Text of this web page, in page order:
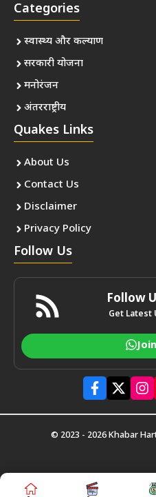
Categories
स्वास्थ्य और कल्याण
सरकारी योजना
मनोरंजन
अंतरराष्ट्रीय
Quakes Links
About Us
Contact Us
Disclaimer
Privacy Policy
Follow Us
Follow
Get Latest
© 2023 - 2026 Khabar